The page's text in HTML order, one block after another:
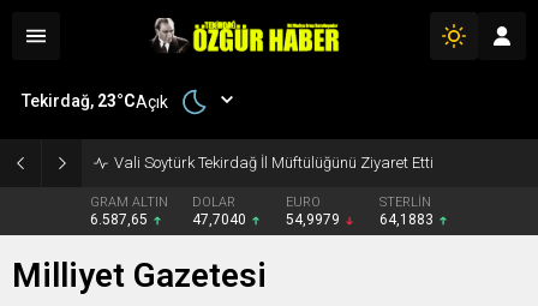
Vali Soytürk Tekirdağ İl Müftülüğünü Ziyaret Etti
GRAM ALTIN
6.587,65
DOLAR
47,7040
EURO
54,9979
STERLİN
64,1883
Tekirdağ, 23°CAçık
Milliyet Gazetesi